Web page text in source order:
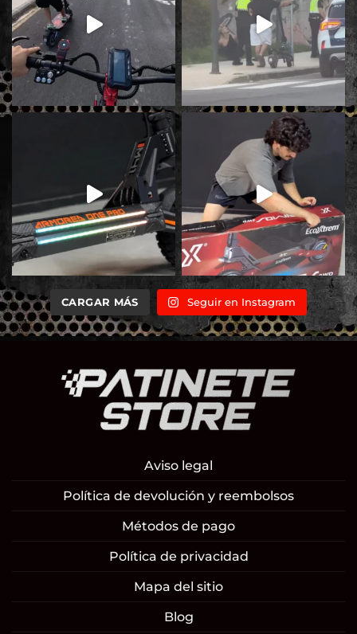
CARGAR MÁS Seguir en Instagram
Aviso legal
Política de devolución y reembolsos
Métodos de pago
Política de privacidad
Mapa del sitio
Blog